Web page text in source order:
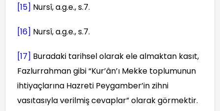
[15] Nursî, a.g.e., s.7.
[16] Nursî, a.g.e., s.7.
[17] Buradaki tarihsel olarak ele almaktan kasıt,
Fazlurrahman gibi “Kur’ân’ı Mekke toplumunun
ihtiyaçlarına Hazreti Peygamber’in zihni
vasıtasıyla verilmiş cevaplar” olarak görmektir.